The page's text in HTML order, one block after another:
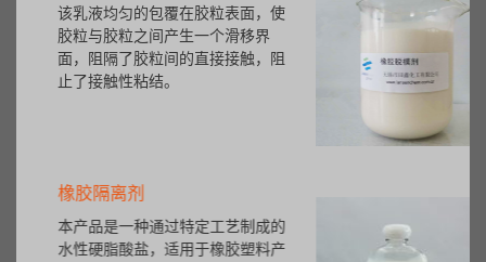
该乳液均匀的包覆在胶粒表面，使
胶粒与胶粒之间产生一个滑移界
面，阻隔了胶粒间的直接接触，阻
止了接触性粘结。
橡胶隔离剂
本产品是一种通过特定工艺制成的
水性硬脂酸盐，适用于橡胶塑料产